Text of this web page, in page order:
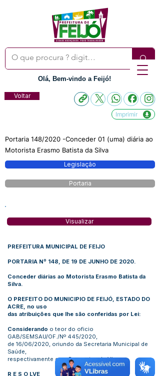
Olá, Bem-vindo a Feijó!
Voltar
Imprimir
Portaria 148/2020 -Conceder 01 (uma) diária ao
Motorista Erasmo Batista da Silva
Legislação
Portaria
Visualizar
PREFEITURA MUNICIPAL DE FEIJO
PORTARIA Nº 148, DE 19 DE JUNHO DE 2020.
Conceder diárias ao Motorista Erasmo Batista da
Silva.
O PREFEITO DO MUNICIPIO DE FEIJÓ, ESTADO DO
ACRE, no uso
das atribuições que lhe são conferidas por Lei:
Considerando o teor do oficio
GAB/SEMSAU/OF./Nº 445/2020,
de 16/06/2020, oriundo da Secretaria Municipal de
Saúde,
respectivamente com Propostas de Viagem.
R E S O LVE